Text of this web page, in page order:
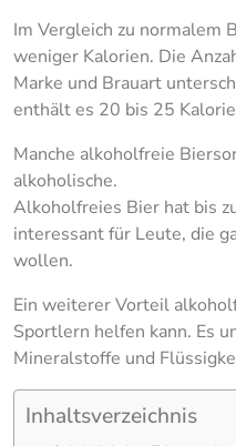
Im Vergleich zu normalem
weniger Kalorien. Die
Marke und Brauart
enthält es 20 bis 25
Manche alkoholfreie
alkoholische.
Alkoholfreies Bier hat bis
interessant für Leute, die
wollen.
Ein weiterer Vorteil
Sportlern helfen kann. Es
Mineralstoffe und
Inhaltsverzeichnis